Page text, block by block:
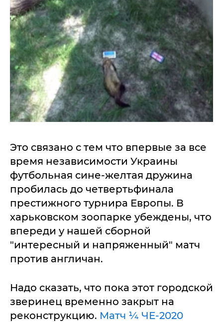
Это связано с тем что впервые за все
время независимости Украины
футбольная сине-желтая дружина
пробилась до четвертьфинала
престижного турнира Европы. В
харьковском зоопарке убеждены, что
впереди у нашей сборной
"интересный и напряженный" матч
против англичан.
Надо сказать, что пока этот городской
зверинец временно закрыт на
реконструкцию. Матч ¼ ЧЕ-2020